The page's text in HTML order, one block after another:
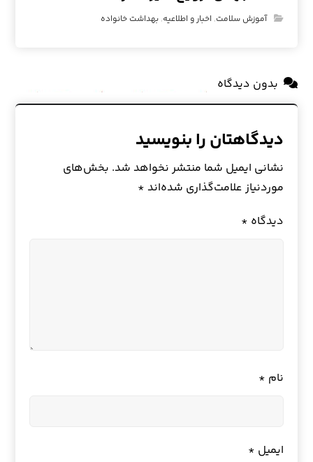
آموزش سلامت, اخبار و اطلاعیه,بهداشت خانواده
بدون دیدگاه
دیدگاهتان را بنویسید
نشانی ایمیل شما منتشر نخواهد شد. بخش‌های
موردنیاز علامت‌گذاری شده‌اند *
دیدگاه *
نام *
ایمیل *